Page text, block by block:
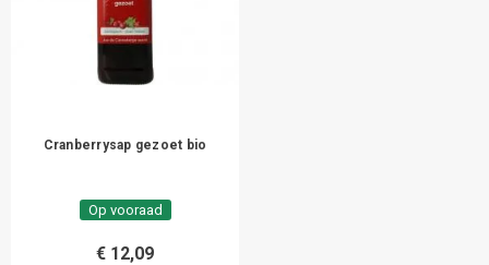
Cranberrysap gezoet bio
Op vooraad
€ 12,09